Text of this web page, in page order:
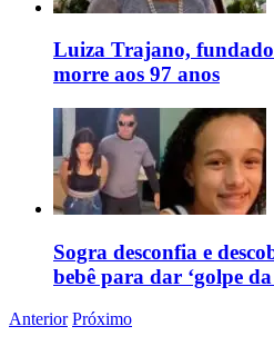
Luiza Trajano,
morre aos 97 anos
Sogra desconfia e
bebê para dar ‘golpe
Anterior Próximo